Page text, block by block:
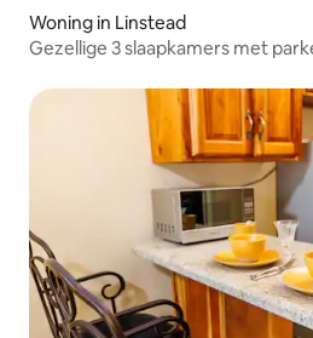
Woning in Linstead
Gezellige 3 slaapkamers met